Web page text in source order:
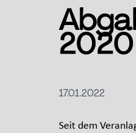
2020
17.01.2022
Seit dem